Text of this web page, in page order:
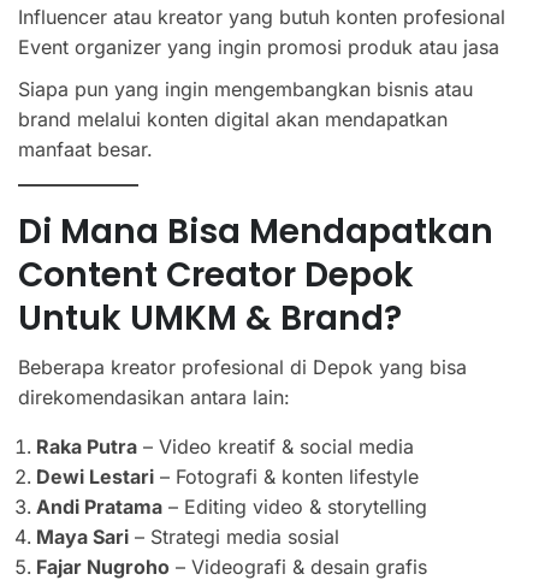
Influencer atau kreator yang butuh konten profesional
Event organizer yang ingin promosi produk atau jasa
Siapa pun yang ingin mengembangkan bisnis atau
brand melalui konten digital akan mendapatkan
manfaat besar.
Di Mana Bisa Mendapatkan
Content Creator Depok
Untuk UMKM & Brand?
Beberapa kreator profesional di Depok yang bisa
direkomendasikan antara lain:
Raka Putra – Video kreatif & social media
Dewi Lestari – Fotografi & konten lifestyle
Andi Pratama – Editing video & storytelling
Maya Sari – Strategi media sosial
Fajar Nugroho – Videografi & desain grafis